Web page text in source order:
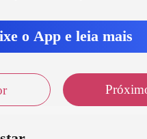
o App e leia mais